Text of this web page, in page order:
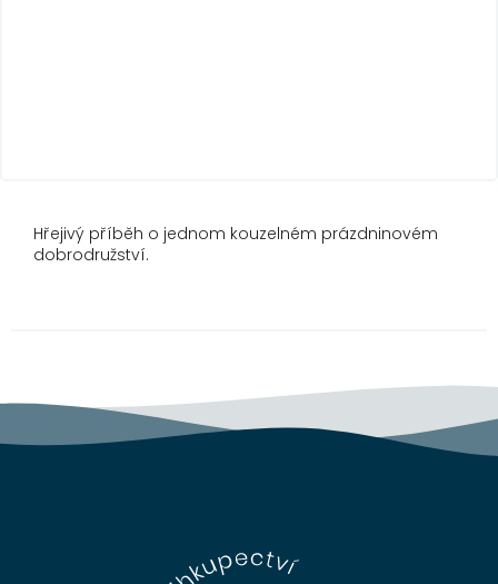
Hřejivý příběh o jednom kouzelném prázdninovém
dobrodružství.